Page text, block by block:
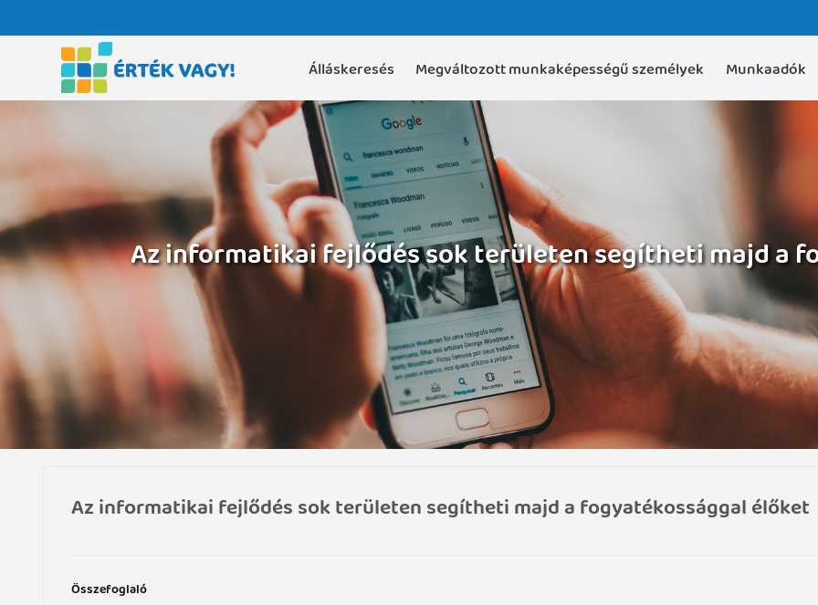
Álláskeresés Megváltozott munkaképességű személyek Munkaadók
Az informatikai fejlődés sok területen segítheti majd a
Az informatikai fejlődés sok területen segítheti majd a fogyatékossággal élőket
Összefoglaló